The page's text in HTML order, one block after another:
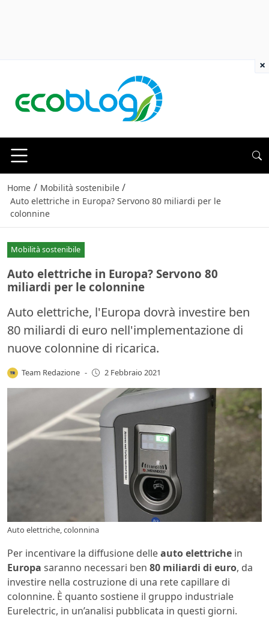
Home / Mobilità sostenibile /
Auto elettriche in Europa? Servono 80 miliardi per le
colonnine
Mobilità sostenibile
Auto elettriche in Europa? Servono 80
miliardi per le colonnine
Auto elettriche, l'Europa dovrà investire ben
80 miliardi di euro nell'implementazione di
nuove colonnine di ricarica.
Team Redazione - 2 Febbraio 2021
Auto elettriche, colonnina
Per incentivare la diffusione delleauto elettriche in
Europa saranno necessari ben 80 miliardi di euro, da
investire nella costruzione di una rete capillare di
colonnine. È quanto sostiene il gruppo industriale
Eurelectric, in un’analisi pubblicata in questi giorni.
×